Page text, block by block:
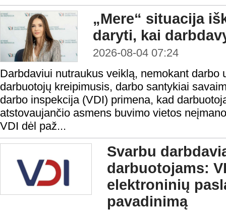
„Mere“ situacija
daryti, kai
2026-08-04 07:24
Darbdaviui nutraukus veiklą, nemokant darbo
darbuotojų kreipimusis, darbo santykiai
darbo inspekcija (VDI) primena, kad
atstovaujančio asmens buvimo vietos
VDI dėl paž...
Svarbu
darbuotojams:
elektroninių
pavadinimą